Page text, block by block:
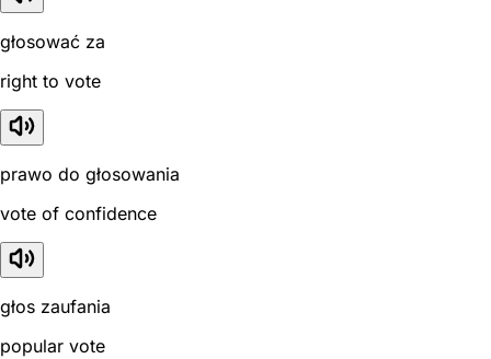
głosować za
right to vote
prawo do głosowania
vote of confidence
głos zaufania
popular vote